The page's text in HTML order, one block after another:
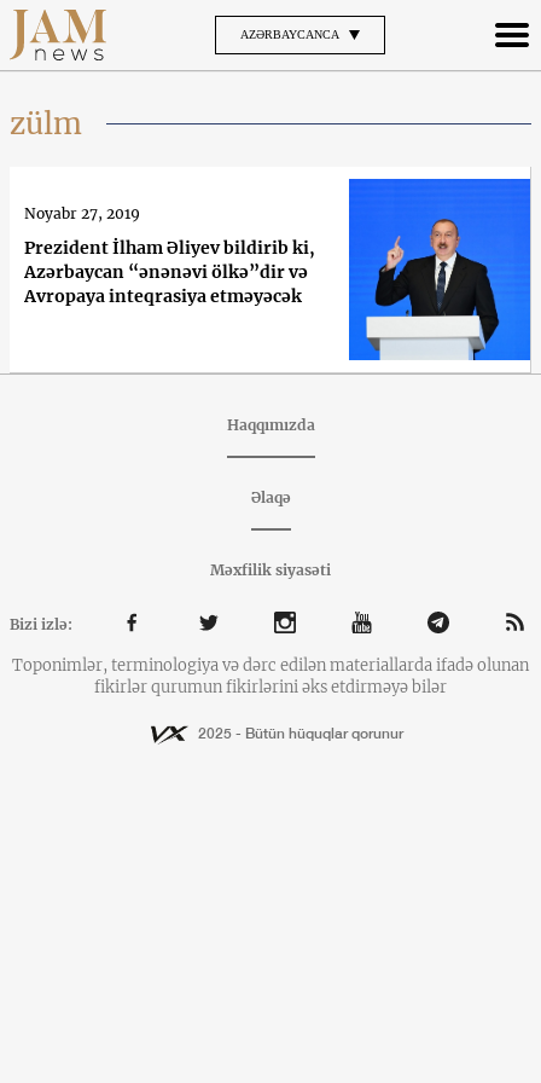
AZƏRBAYCANCA
zülm
Prezident İlham Əliyev bildirib ki,
Azərbaycan “ənənəvi ölkə”dir və
Avropaya inteqrasiya etməyəcək
Noyabr 27, 2019
Haqqımızda
Əlaqə
Məxfilik siyasəti
Bizi izlə:
Toponimlər, terminologiya və dərc edilən materiallarda ifadə olunan
fikirlər qurumun fikirlərini əks etdirməyə bilər
2025 - Bütün hüquqlar qorunur